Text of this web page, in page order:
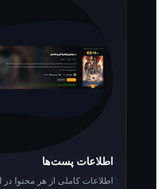
اطلاعات پست‌ها
اطلاعات کاملی از هر محتوا در اختیار شما